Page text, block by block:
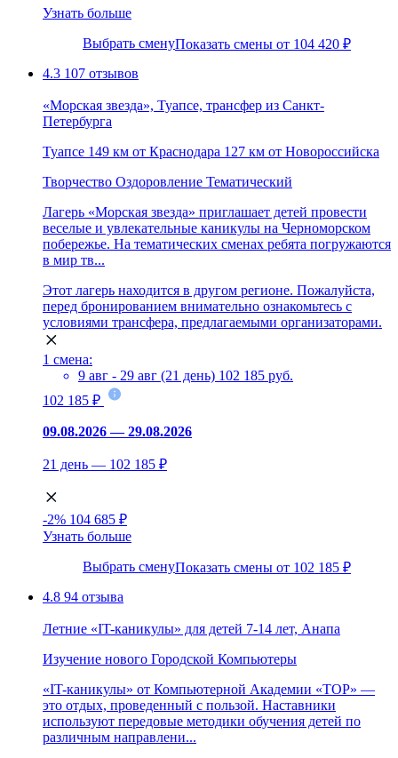
Узнать больше
Выбрать сменуПоказать смены от 104 420 ₽
4.3 107 отзывов
«Морская звезда», Туапсе, трансфер из Санкт-
Петербурга
Туапсе 149 км от Краснодара 127 км от Новороссийска
Творчество Оздоровление Тематический
Лагерь «Морская звезда» приглашает детей провести
веселые и увлекательные каникулы на Черноморском
побережье. На тематических сменах ребята погружаются
в мир тв...
Этот лагерь находится в другом регионе. Пожалуйста,
перед бронированием внимательно ознакомьтесь с
условиями трансфера, предлагаемыми организаторами.
1 смена:
9 авг - 29 авг (21 день) 102 185 руб.
102 185 ₽
09.08.2026 — 29.08.2026
21 день — 102 185 ₽
-2% 104 685 ₽
Узнать больше
Выбрать сменуПоказать смены от 102 185 ₽
4.8 94 отзыва
Летние «IT-каникулы» для детей 7-14 лет, Анапа
Изучение нового Городской Компьютеры
«IT-каникулы» от Компьютерной Академии «TOP» —
это отдых, проведенный с пользой. Наставники
используют передовые методики обучения детей по
различным направлени...